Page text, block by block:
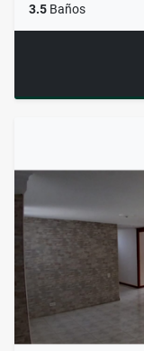
3.5 Baños